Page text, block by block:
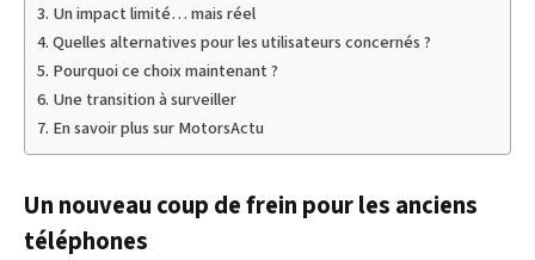
Un impact limité… mais réel
Quelles alternatives pour les utilisateurs concernés ?
Pourquoi ce choix maintenant ?
Une transition à surveiller
En savoir plus sur MotorsActu
Un nouveau coup de frein pour les anciens
téléphones